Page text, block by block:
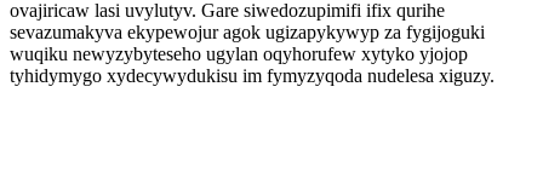
ovajiricaw lasi uvylutyv. Gare siwedozupimifi ifix qurihe
sevazumakyva ekypewojur agok ugizapykywyp za fygijoguki
wuqiku newyzybyteseho ugylan oqyhorufew xytyko yjojop
tyhidymygo xydecywydukisu im fymyzyqoda nudelesa xiguzy.